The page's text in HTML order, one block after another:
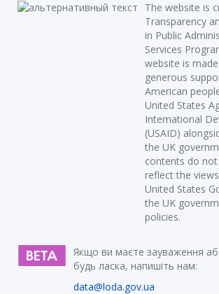
The website is
Transparency
in Public
Services
website is
generous
American
United States
International
(USAID)
the UK
contents do
reflect the
United States
the UK
policies.
Якщо ви маєте зауваження
будь ласка, напишіть нам:
data@loda.gov.ua